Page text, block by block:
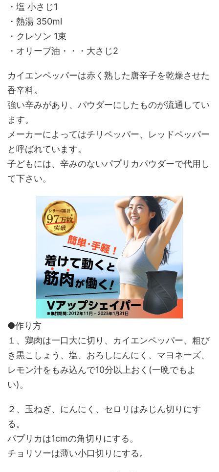
・塩 小さじ1
・熱湯 350ml
・クレソン 1束
・オリーブ油・・・大さじ2
カイエンペッパーは赤く熟した唐辛子を乾燥させた
香辛料。
強い辛みがあり、パウダーにしたものが流通してい
ます。
メーカーによってはチリペッパー、レッドペッパー
と呼ばれています。
子どもには、辛みのないパプリカパウダーで代用し
て下さい。
●作り方
１、鶏肉は一口大に切り、カイエンペッパー、粗び
き黒こしょう、塩、おろしにんにく、マヨネーズ、
レモン汁をもみ込んで10分以上おく(一晩でもよ
い)。
２、玉ねぎ、にんにく、セロリはみじん切りにす
る。
パプリカは1cmの角切りにする。
チョリソーは薄い小口切りにする。